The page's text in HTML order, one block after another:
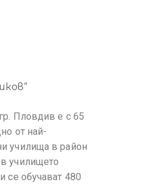
Пловдив е с 65
от най-
училища в район
училището
се обучават 480